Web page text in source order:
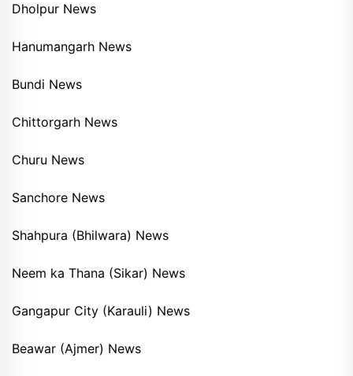
Dholpur News
Hanumangarh News
Bundi News
Chittorgarh News
Churu News
Sanchore News
Shahpura (Bhilwara) News
Neem ka Thana (Sikar) News
Gangapur City (Karauli) News
Beawar (Ajmer) News